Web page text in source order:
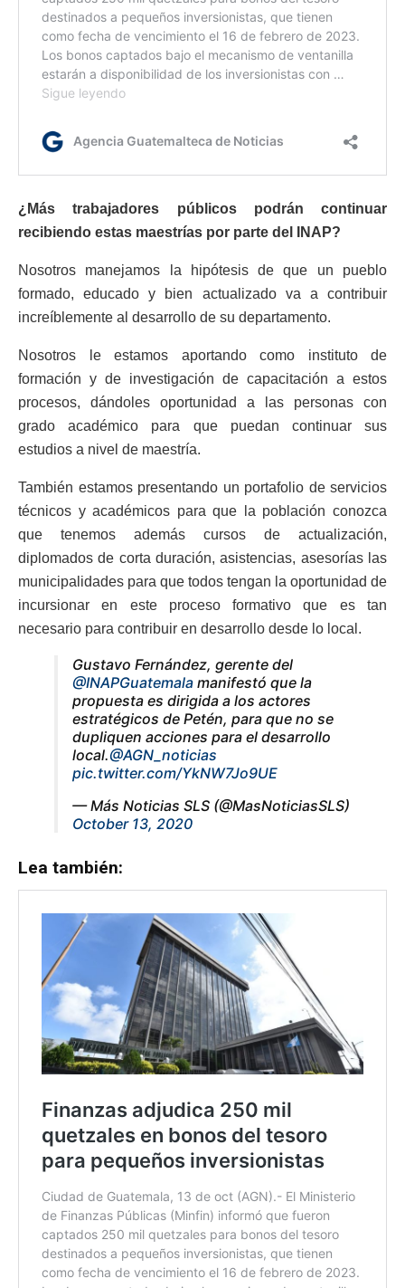
¿Más trabajadores públicos podrán continuar
recibiendo estas maestrías por parte del INAP?
Nosotros manejamos la hipótesis de que un pueblo
formado, educado y bien actualizado va a contribuir
increíblemente al desarrollo de su departamento.
Nosotros le estamos aportando como instituto de
formación y de investigación de capacitación a estos
procesos, dándoles oportunidad a las personas con
grado académico para que puedan continuar sus
estudios a nivel de maestría.
También estamos presentando un portafolio de servicios
técnicos y académicos para que la población conozca
que tenemos además cursos de actualización,
diplomados de corta duración, asistencias, asesorías las
municipalidades para que todos tengan la oportunidad de
incursionar en este proceso formativo que es tan
necesario para contribuir en desarrollo desde lo local.
Gustavo Fernández, gerente del
@INAPGuatemala manifestó que la
propuesta es dirigida a los actores
estratégicos de Petén, para que no se
dupliquen acciones para el desarrollo
local.@AGN_noticias
pic.twitter.com/YkNW7Jo9UE
— Más Noticias SLS (@MasNoticiasSLS)
October 13, 2020
Lea también: